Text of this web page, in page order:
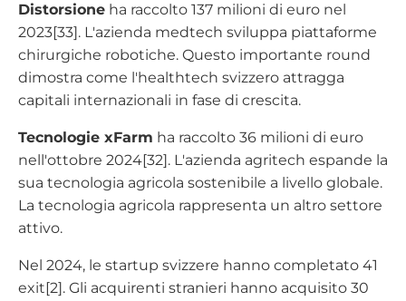
Distorsione ha raccolto 137 milioni di euro nel
2023[33]. L'azienda medtech sviluppa piattaforme
chirurgiche robotiche. Questo importante round
dimostra come l'healthtech svizzero attragga
capitali internazionali in fase di crescita.
Tecnologie xFarm ha raccolto 36 milioni di euro
nell'ottobre 2024[32]. L'azienda agritech espande la
sua tecnologia agricola sostenibile a livello globale.
La tecnologia agricola rappresenta un altro settore
attivo.
Nel 2024, le startup svizzere hanno completato 41
exit[2]. Gli acquirenti stranieri hanno acquisito 30